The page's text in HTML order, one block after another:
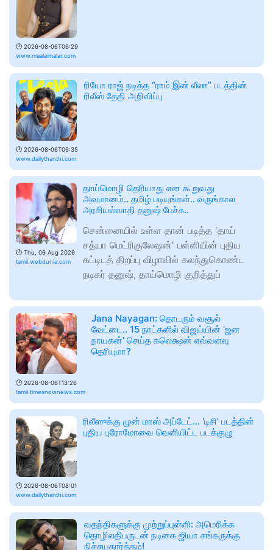
🕑 2026-08-06T06:29
www.maalaimalar.com
🕑 2026-08-06T06:35
www.dailythanthi.com
ரியோ ராஜ் நடித்த “ராம் இன் லீலா” படத்தின்
ரிலீஸ் தேதி அறிவிப்பு
🕑 Thu, 06 Aug 2026
tamil.webdunia.com
தாய்மொழி தெரியாது என கூறுவது
அவமானம்.. தமிழ் படியுங்கள்.. வருங்கால
அரசியல்வாதி தனுஷ் பேச்சு..
சென்னையில் உள்ள தான் படித்த 'தாய்
சத்யா மெட்ரிகுலேஷன்' பள்ளியின் புதிய
கட்டிடத் திறப்பு விழாவில் கலந்துகொண்ட
நடிகர் தனுஷ், தாய்மொழி குறித்துப்
🕑 2026-08-06T13:26
tamil.timesnownews.com
Jana Nayagan: தொடரும் வசூல்
வேட்டை.. 15 நாட்களில் விஜய்யின் 'ஜன
நாயகன்' செய்த கலெக்ஷன் எவ்வளவு
தெரியுமா?
🕑 2026-08-06T08:01
www.dailythanthi.com
ரிலீஸுக்கு முன் மாஸ் அப்டேட்... 'டிசி' படத்தின்
புதிய புரோமோவை வெளியிட்ட படக்குழு
வதந்திகளுக்கு முற்றுப்புள்ளி: அமெரிக்க
தொழிலதிபருடன் நடிகை ஜியா சங்கருக்கு
நிச்சயதார்த்தம்!